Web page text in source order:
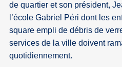
de quartier et son président,
l’école Gabriel Péri dont les
square empli de débris de
services de la ville doivent
quotidiennement.